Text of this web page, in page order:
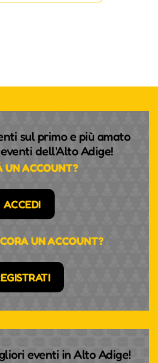
sul primo e più amato
dell'Alto Adige!
UN ACCOUNT?
ACCEDI
UN ACCOUNT?
eventi in Alto Adige!